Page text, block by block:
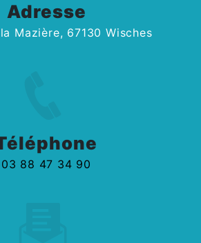
Adresse
Mazière, 67130 Wisches
03 88 47 34 90